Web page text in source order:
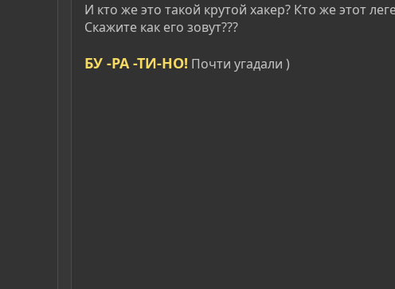
И кто же это такой крутой хакер? Кто же этот
Скажите как его зовут???
БУ -РА -ТИ-НО! Почти угадали )